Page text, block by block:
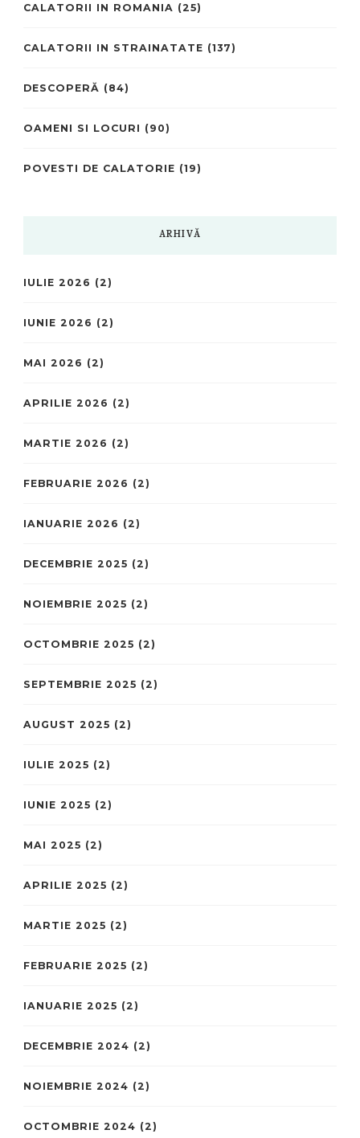
CALATORII IN ROMANIA (25)
CALATORII IN STRAINATATE (137)
DESCOPERĂ (84)
OAMENI SI LOCURI (90)
POVESTI DE CALATORIE (19)
ARHIVĂ
IULIE 2026 (2)
IUNIE 2026 (2)
MAI 2026 (2)
APRILIE 2026 (2)
MARTIE 2026 (2)
FEBRUARIE 2026 (2)
IANUARIE 2026 (2)
DECEMBRIE 2025 (2)
NOIEMBRIE 2025 (2)
OCTOMBRIE 2025 (2)
SEPTEMBRIE 2025 (2)
AUGUST 2025 (2)
IULIE 2025 (2)
IUNIE 2025 (2)
MAI 2025 (2)
APRILIE 2025 (2)
MARTIE 2025 (2)
FEBRUARIE 2025 (2)
IANUARIE 2025 (2)
DECEMBRIE 2024 (2)
NOIEMBRIE 2024 (2)
OCTOMBRIE 2024 (2)